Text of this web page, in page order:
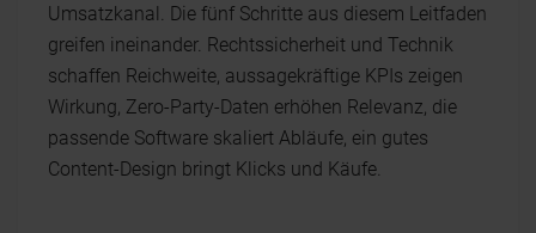
Umsatzkanal. Die fünf Schritte aus diesem Leitfaden
greifen ineinander. Rechtssicherheit und Technik
schaffen Reichweite, aussagekräftige KPIs zeigen
Wirkung, Zero-Party-Daten erhöhen Relevanz, die
passende Software skaliert Abläufe, ein gutes
Content-Design bringt Klicks und Käufe.